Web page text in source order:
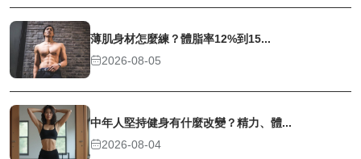
薄肌身材怎麼練？體脂率12%到15...
2026-08-05
中年人堅持健身有什麼改變？精力、體...
2026-08-04